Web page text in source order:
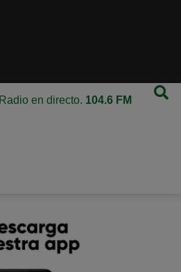
Radio en directo. 104.6 FM